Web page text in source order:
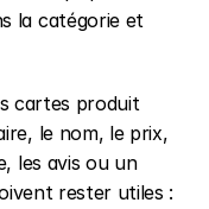
la catégorie et
cartes produit
le nom, le prix,
les avis ou un
rester utiles :